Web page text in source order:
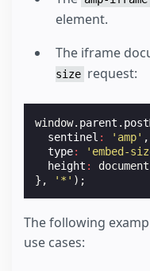
element.
The iframe
size request:
window. parent .
sentinel : 'amp' ,
type: 'embed-
height : document
},
'*' );
The following
use cases: